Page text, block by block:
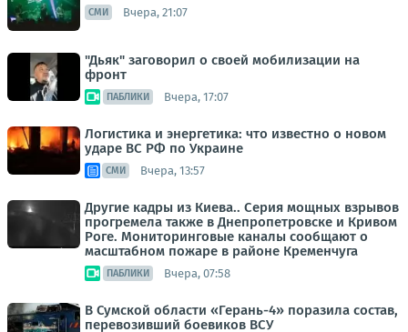
СМИ Вчера, 21:07
"Дьяк" заговорил о своей мобилизации на
фронт
ПАБЛИКИ Вчера, 17:07
Логистика и энергетика: что известно о новом
ударе ВС РФ по Украине
СМИ Вчера, 13:57
Другие кадры из Киева.. Серия мощных взрывов
прогремела также в Днепропетровске и Кривом
Роге. Мониторинговые каналы сообщают о
масштабном пожаре в районе Кременчуга
ПАБЛИКИ Вчера, 07:58
В Сумской области «Герань-4» поразила состав,
перевозивший боевиков ВСУ